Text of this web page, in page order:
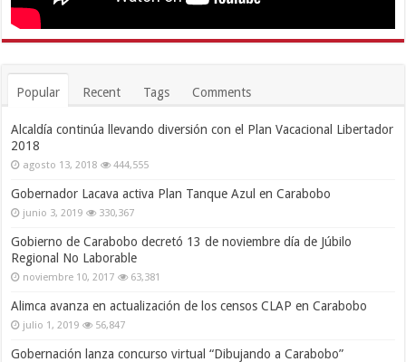
Popular Recent Tags Comments
Alcaldía continúa llevando diversión con el Plan Vacacional Libertador
2018
agosto 13, 2018 444,555
Gobernador Lacava activa Plan Tanque Azul en Carabobo
junio 3, 2019 330,367
Gobierno de Carabobo decretó 13 de noviembre día de Júbilo
Regional No Laborable
noviembre 10, 2017 63,381
Alimca avanza en actualización de los censos CLAP en Carabobo
julio 1, 2019 56,847
Gobernación lanza concurso virtual “Dibujando a Carabobo”